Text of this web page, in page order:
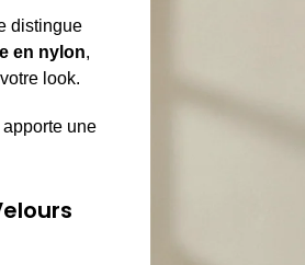
distingue
en nylon,
look.
une